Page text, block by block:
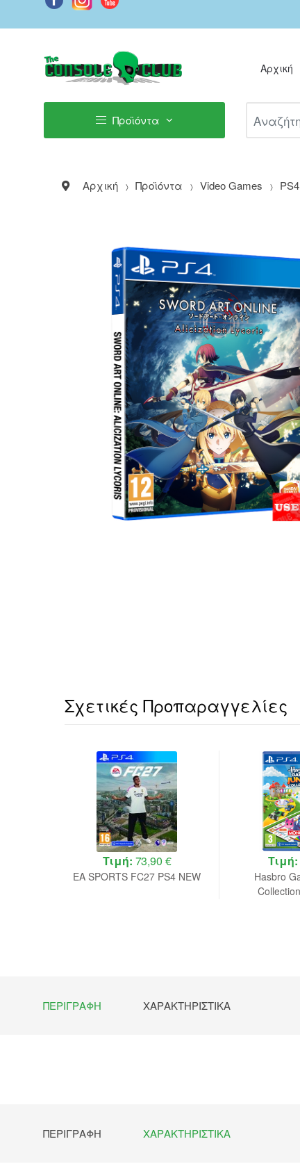
Αρχική
Προϊόντα
Αρχική Προϊόντα Video Games PS4
Σχετικές Προπαραγγελίες
Τιμή: 73,90 €
EA SPORTS FC27 PS4 NEW
Τιμή:
Hasbro
ΠΕΡΙΓΡΑΦΉ ΧΑΡΑΚΤΗΡΙΣΤΙΚΆ
ΠΕΡΙΓΡΑΦΉ ΧΑΡΑΚΤΗΡΙΣΤΙΚΆ